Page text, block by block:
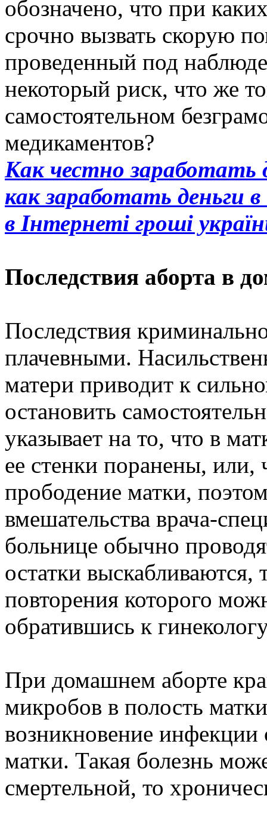
обозначено, что при
срочно вызвать скорую
проведенный под
некоторый риск, что же
самостоятельном
медикаментов?
Как честно заработать
как заработать деньги
в Інтернеті гроші
Последствия аборта в
Последствия
плачевными.
матери приводит к
остановить
указывает на то, что в
ее стенки поранены,
прободение матки,
вмешательства врача-
больнице обычно
остатки выскабливаются,
повторения которого
обратившись к
При домашнем аборте
микробов в полость
возникновение
матки. Такая болезнь
смертельной, то